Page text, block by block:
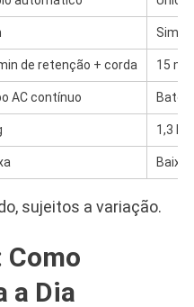
Sim
de retenção + corda 15
AC contínuo
1,3 kg
Baixa
sujeitos a variação.
Como
a Dia